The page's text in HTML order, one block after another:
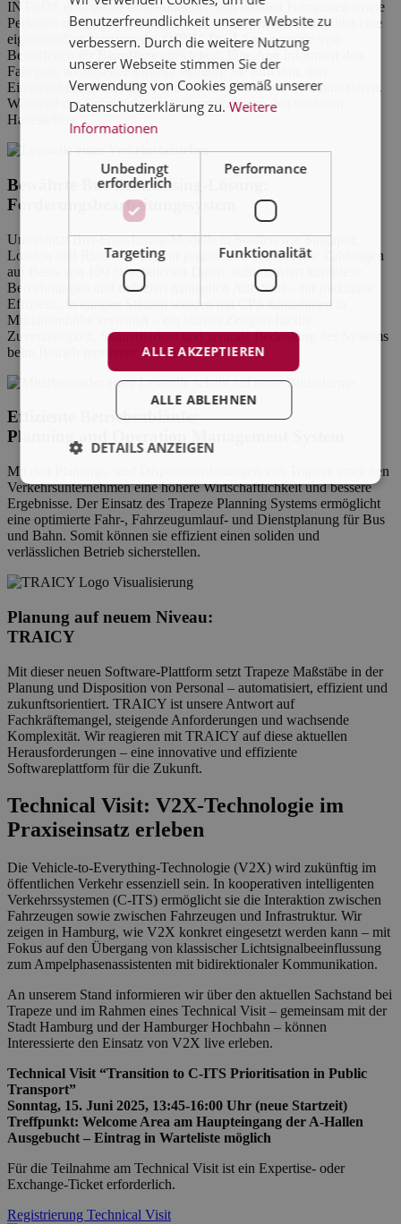
INTROS ermöglicht sehbehinderten und blinden Fahrgästen sowie
Personen mit Einschränkungen in ihrer körperlichen Mobilität eine
eigenständige Nutzung des ÖPNV. Die Lösung wurde von
Betroffenen für Betroffene entwickelt. Eine App informiert den
Fahrgast, wenn sein Fahrzeug einfährt. Sie hilft ihm, den
Einstiegsbereich zu finden und mit dem Fahrer zu kommunizieren.
Während der Fahrt bietet sie Informationen zu den nächsten
Haltestellen.
Bewährte Bus-Franchising-Lösung:
Forderungsbearbeitungssystem
Unterstützt Bus-Franchising-Modelle in Städten wie Singapur,
London und Riad. Es sorgt für präzise und transparente Zahlungen
auf Basis von 100 % validierten Daten, automatisiert komplexe
Berechnungen und reduziert manuellen Aufwand – für maximale
Effizienz. In einigen Städten werden mit CPS Einnahmen in
Milliardenhöhe verwaltet – ein starkes Zeugnis für die
Zuverlässigkeit, Skalierbarkeit und zentrale Bedeutung des Systems
beim Betrieb moderner Busnetze.
Effiziente Betriebsabläufe:
Planning and Operation Management System
Mit den Planungs- und Dispositionslösungen von Trapeze erreichen
Verkehrsunternehmen eine höhere Wirtschaftlichkeit und bessere
Ergebnisse. Der Einsatz des Trapeze Planning Systems ermöglicht
eine optimierte Fahr-, Fahrzeugumlauf- und Dienstplanung für Bus
und Bahn. Somit können sie effizient einen soliden und
verlässlichen Betrieb sicherstellen.
Planung auf neuem Niveau:
TRAICY
Mit dieser neuen Software-Plattform setzt Trapeze Maßstäbe in der
Planung und Disposition von Personal – automatisiert, effizient und
zukunftsorientiert. TRAICY ist unsere Antwort auf
Fachkräftemangel, steigende Anforderungen und wachsende
Komplexität. Wir reagieren mit TRAICY auf diese aktuellen
Herausforderungen – eine innovative und effiziente
Softwareplattform für die Zukunft.
Technical Visit: V2X-Technologie im
Praxiseinsatz erleben
Die Vehicle-to-Everything-Technologie (V2X) wird zukünftig im
öffentlichen Verkehr essenziell sein. In kooperativen intelligenten
Verkehrssystemen (C-ITS) ermöglicht sie die Interaktion zwischen
Fahrzeugen sowie zwischen Fahrzeugen und Infrastruktur. Wir
zeigen in Hamburg, wie V2X konkret eingesetzt werden kann – mit
Fokus auf den Übergang von klassischer Lichtsignalbeeinflussung
zum Ampelphasenassistenten mit bidirektionaler Kommunikation.
An unserem Stand informieren wir über den aktuellen Sachstand bei
Trapeze und im Rahmen eines Technical Visit – gemeinsam mit der
Stadt Hamburg und der Hamburger Hochbahn – können
Interessierte den Einsatz von V2X live erleben.
Technical Visit “Transition to C-ITS Prioritisation in Public
Transport”
Sonntag, 15. Juni 2025, 13:45-16:00 Uhr (neue Startzeit)
Treffpunkt: Welcome Area am Haupteingang der A-Hallen
Ausgebucht – Eintrag in Warteliste möglich
Für die Teilnahme am Technical Visit ist ein Expertise- oder
Exchange-Ticket erforderlich.
Registrierung Technical Visit
Benutzerfreundlichkeit unserer Website zu
verbessern. Durch die weitere Nutzung
unserer Webseite stimmen Sie der
Verwendung von Cookies gemäß unserer
Datenschutzerklärung zu.Weitere
Informationen
Unbedingt
erforderlich
Performance
Targeting Funktionalität
ALLE AKZEPTIEREN
ALLE ABLEHNEN
DETAILS ANZEIGEN